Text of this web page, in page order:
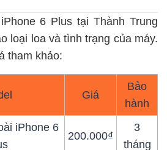
6 Plus tại Thành Trung
loại loa và tình trạng của máy.
tham khảo:
Giá
Bảo
hành
iPhone 6
200.000₫
3
tháng